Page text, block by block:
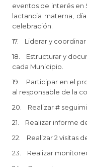
eventos de interés en
lactancia materna,
celebración.
17. Liderar y
18. Estructurar y
cada Municipio.
19. Participar en el
al responsable de la
20. Realizar #
21. Realizar informe
22. Realizar 2 visitas
23. Realizar